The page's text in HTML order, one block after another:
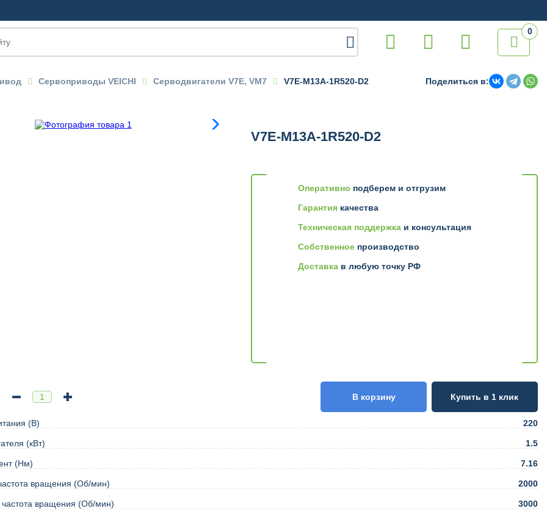

0
Сервоприводы VEICHI Серводвигатели V7E, VM7 V7E-M13A-1R520-D2 Поделиться в:
V7E-M13A-1R520-D2
(В) 220
(кВт) 1.5
(Нм) 7.16
вращения (Об/мин) 2000
вращения (Об/мин) 3000
Оперативно подберем и отгрузим
Гарантия качества
Техническая поддержка и консультация
Собственное производство
Доставка в любую точку РФ
В корзину Купить в 1 клик